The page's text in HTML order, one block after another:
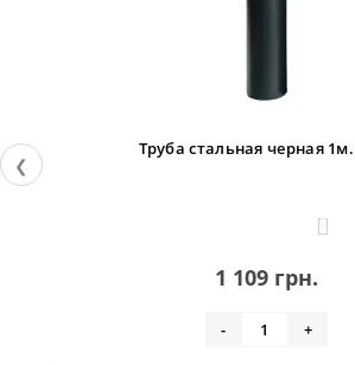
❮
Труба стальная черная
0
1 109 грн.
- +